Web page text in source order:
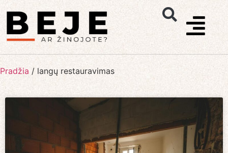
Pradžia / langų restauravimas